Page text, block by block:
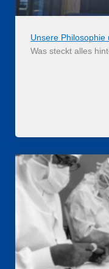
Unsere Philosophie
Was steckt alles